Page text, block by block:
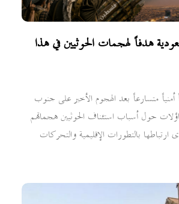
هدفاً لهجمات الحوثيين في هذا
متسارعاً بعد الهجوم الأخير على جنوب
حول أسباب استئناف الحوثيين هجماتهم
ارتباطها بالتطورات الإقليمية والتحركات